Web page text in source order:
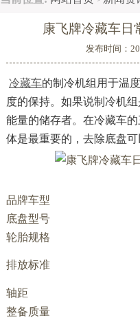
康飞牌冷藏车日
发布时间：
冷藏车的制冷机组用于温
度的保持。如果说制冷机
能量的储存者。在冷藏车
体是最重要的，去除底盘可
品牌车型
底盘型号
轮胎规格
排放标准
轴距
整备质量